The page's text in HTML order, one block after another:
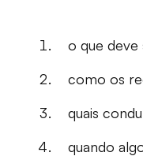
o que deve
como os
quais
quando